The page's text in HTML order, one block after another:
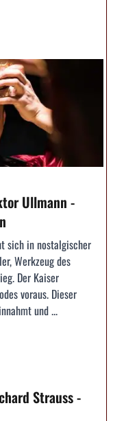
Ullmann -
sich in nostalgischer
Werkzeug des
Der Kaiser
voraus. Dieser
und ...
Strauss -